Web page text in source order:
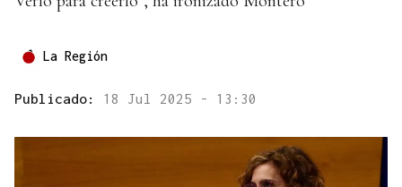
La Región
Publicado: 18 Jul 2025 - 13:30